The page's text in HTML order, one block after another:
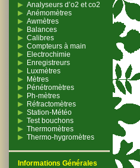
Analyseurs d’o2 et co2
Anémomètres
Awmètres
Balances
Calibres
Compteurs à main
Electrochimie
Enregistreurs
Luxmètres
Mètres
Pénétromètres
Ph-mètres
Réfractomètres
Station-Météo
Test bouchons
Thermomètres
Thermo-hygromètres
Informations Générales